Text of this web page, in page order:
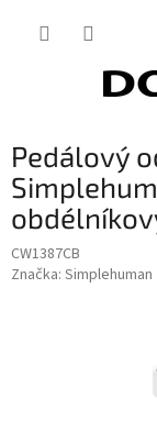
Pedálový
CW1387CB
Značka: Simplehuman